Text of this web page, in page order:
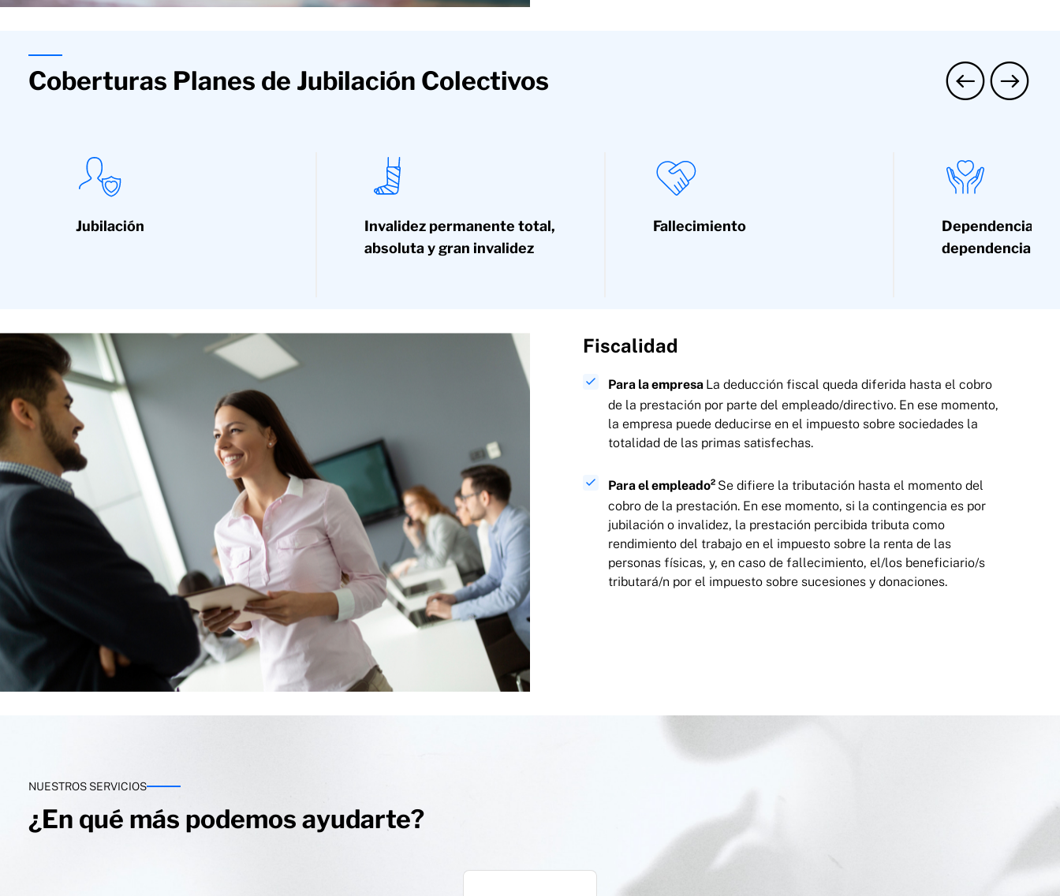
Coberturas Planes de Jubilación Colectivos
Jubilación
Invalidez permanente total,
absoluta y gran invalidez
Fallecimiento
Dependencia
dependencia
Fiscalidad
Para la empresa La deducción fiscal queda diferida hasta el cobro
de la prestación por parte del empleado/directivo. En ese momento,
la empresa puede deducirse en el impuesto sobre sociedades la
totalidad de las primas satisfechas.
Para el empleado² Se difiere la tributación hasta el momento del
cobro de la prestación. En ese momento, si la contingencia es por
jubilación o invalidez, la prestación percibida tributa como
rendimiento del trabajo en el impuesto sobre la renta de las
personas físicas, y, en caso de fallecimiento, el/los beneficiario/s
tributará/n por el impuesto sobre sucesiones y donaciones.
NUESTROS SERVICIOS
¿En qué más podemos ayudarte?